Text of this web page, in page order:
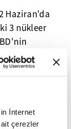
İnternet
çerezler
Haziran'da
3 nükleer
İran ile
duyurmuştu.